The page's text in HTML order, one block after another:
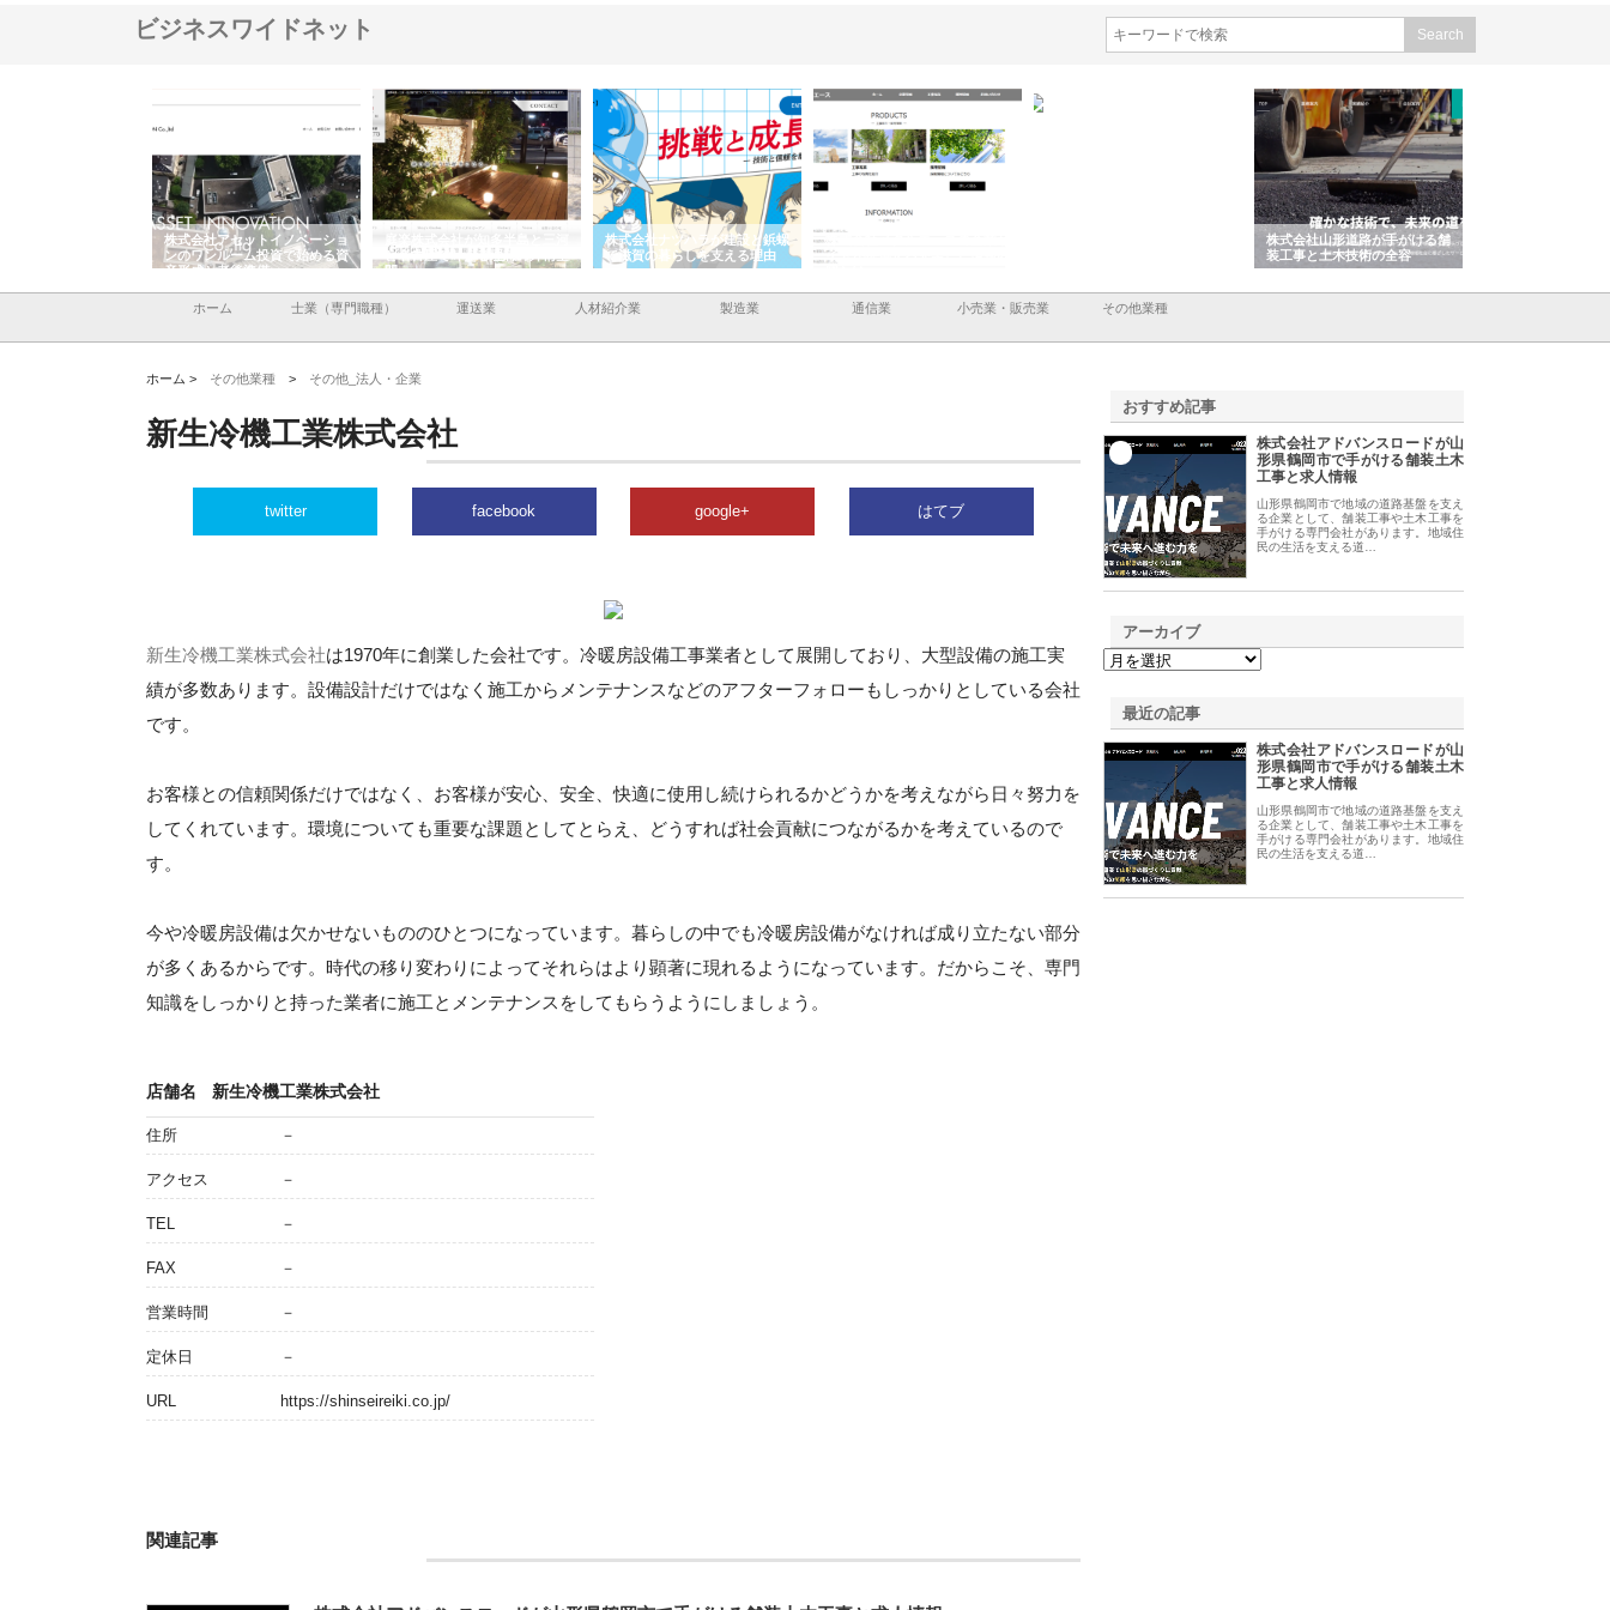
ビジネスワイドネット
株式会社アセットイノベーショ
ンのワンルーム投資で始める資
産形成と老後準備
と名古屋で叶える理想の外構空
間
株式会社ナツハラが建設と鋲螺
で滋賀の暮らしを支える理由
イトが提供する充実した情報内
株式会社山形道路が手がける舗
装工事と土木技術の全容
ホーム 士業（専門職種） 運送業 人材紹介業 製造業 通信業 小売業・販売業 その他業種
ホーム > その他業種 > その他_法人・企業
新生冷機工業株式会社
twitter facebook google+ はてブ
新生冷機工業株式会社は1970年に創業した会社です。冷暖房設備工事業者として展開しており、大型設備の施工実
績が多数あります。設備設計だけではなく施工からメンテナンスなどのアフターフォローもしっかりとしている会社
です。
お客様との信頼関係だけではなく、お客様が安心、安全、快適に使用し続けられるかどうかを考えながら日々努力を
してくれています。環境についても重要な課題としてとらえ、どうすれば社会貢献につながるかを考えているので
す。
今や冷暖房設備は欠かせないもののひとつになっています。暮らしの中でも冷暖房設備がなければ成り立たない部分
が多くあるからです。時代の移り変わりによってそれらはより顕著に現れるようになっています。だからこそ、専門
知識をしっかりと持った業者に施工とメンテナンスをしてもらうようにしましょう。
店舗名 新生冷機工業株式会社
住所 －
アクセス －
TEL －
FAX －
営業時間 －
定休日 －
URL https://shinseireiki.co.jp/
関連記事
おすすめ記事
株式会社アドバンスロードが山
形県鶴岡市で手がける舗装土木
工事と求人情報
山形県鶴岡市で地域の道路基盤を支え
る企業として、舗装工事や土木工事を
手がける専門会社があります。地域住
民の生活を支える道…
アーカイブ
最近の記事
株式会社アドバンスロードが山
形県鶴岡市で手がける舗装土木
工事と求人情報
山形県鶴岡市で地域の道路基盤を支え
る企業として、舗装工事や土木工事を
手がける専門会社があります。地域住
民の生活を支える道…